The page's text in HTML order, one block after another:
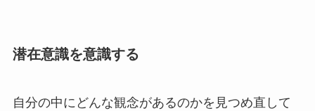
潜在意識を意識する
自分の中にどんな観念があるのかを見つめ直して